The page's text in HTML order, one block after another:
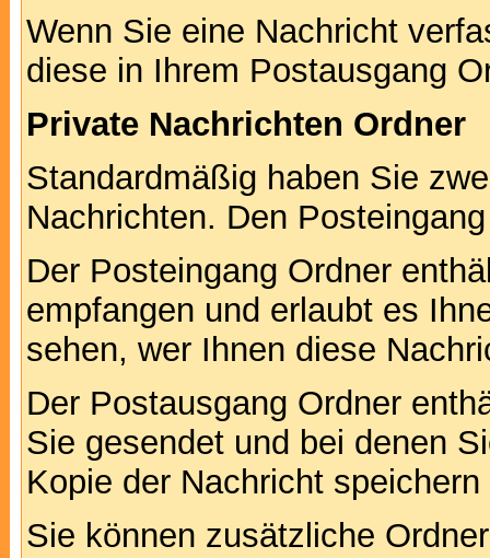
Wenn Sie eine Nachricht
diese in Ihrem Postausgang
Private Nachrichten Ordner
Standardmäßig haben Sie
Nachrichten. Den
Der Posteingang Ordner
empfangen und erlaubt es
sehen, wer Ihnen diese
Der Postausgang Ordner
Sie gesendet und bei denen
Kopie der Nachricht
Sie können zusätzliche